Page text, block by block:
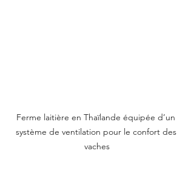
Ferme laitière en Thaïlande équipée d’un
système de ventilation pour le confort des
vaches